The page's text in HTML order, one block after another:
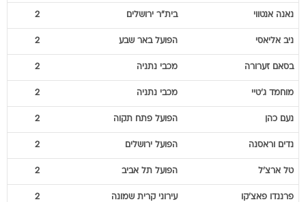
נאנה אנטווי בית"ר ירושלים 2
ניב אליאסי הפועל באר שבע 2
בסאם זערורה מכבי נתניה 2
מוחמד ג'טיי מכבי נתניה 2
נעם כהן הפועל פתח תקוה 2
נדים וראסנה הפועל ירושלים 2
טל ארצ'ל הפועל תל אביב 2
פרננדו פאצ'קו עירוני קרית שמונה 2